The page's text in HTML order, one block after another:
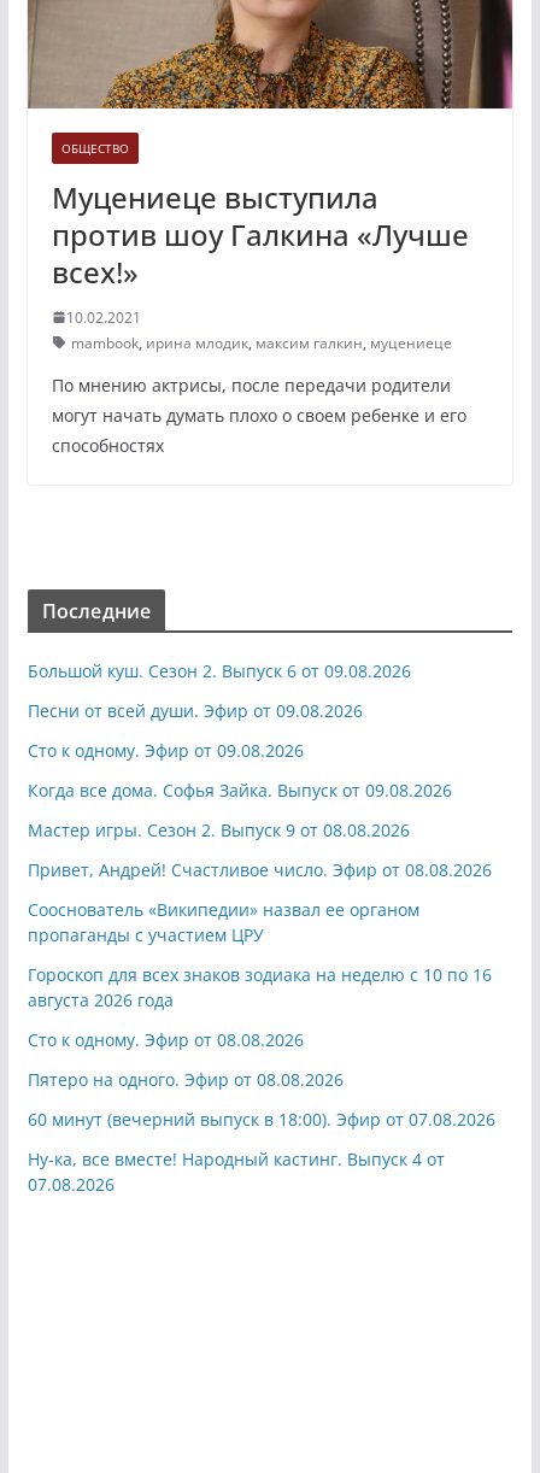
ОБЩЕСТВО
Муцениеце выступила
против шоу Галкина «Лучше
всех!»
10.02.2021
mambook, ирина млодик, максим галкин, муцениеце
По мнению актрисы, после передачи родители
могут начать думать плохо о своем ребенке и его
способностях
Последние
Большой куш. Сезон 2. Выпуск 6 от 09.08.2026
Песни от всей души. Эфир от 09.08.2026
Сто к одному. Эфир от 09.08.2026
Когда все дома. Софья Зайка. Выпуск от 09.08.2026
Мастер игры. Сезон 2. Выпуск 9 от 08.08.2026
Привет, Андрей! Счастливое число. Эфир от 08.08.2026
Сооснователь «Википедии» назвал ее органом
пропаганды с участием ЦРУ
Гороскоп для всех знаков зодиака на неделю с 10 по 16
августа 2026 года
Сто к одному. Эфир от 08.08.2026
Пятеро на одного. Эфир от 08.08.2026
60 минут (вечерний выпуск в 18:00). Эфир от 07.08.2026
Ну-ка, все вместе! Народный кастинг. Выпуск 4 от
07.08.2026